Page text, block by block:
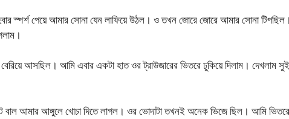
স্পর্শ পেয়ে আমার সোনা যেন লাফিয়ে উঠল। ও তখন জোরে জোরে আমার সোনা
বেরিয়ে আসছিল। আমি এবার একটা হাত ওর ট্রাউজারের ভিতরে ঢুকিয়ে দিলাম। দেখলাম
আমার আঙ্গুলে খোচা দিতে লাগল। ওর ভোদাটা তখনই অনেক ভিজে ছিল। আমি